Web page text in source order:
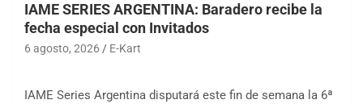
IAME SERIES ARGENTINA: Baradero recibe la
fecha especial con Invitados
6 agosto, 2026 E-Kart
IAME Series Argentina disputará este fin de semana la 6ª